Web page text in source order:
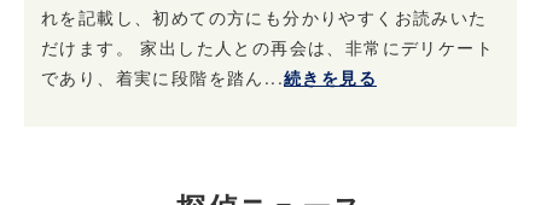
れを記載し、初めての方にも分かりやすくお読みいた
だけます。 家出した人との再会は、非常にデリケート
であり、着実に段階を踏ん...続きを見る